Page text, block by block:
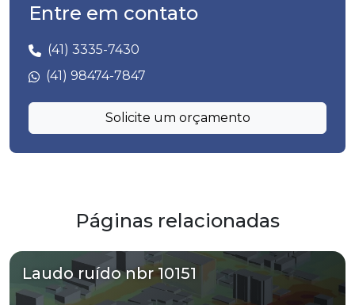
Entre em contato
(41) 3335-7430
(41) 98474-7847
Solicite um orçamento
Páginas relacionadas
Laudo ruído nbr 10151